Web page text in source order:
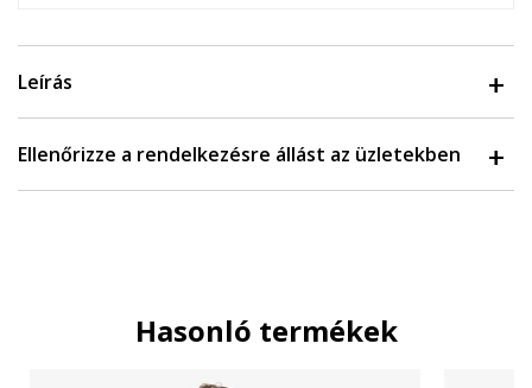
Leírás
Ellenőrizze a rendelkezésre állást az üzletekben
Hasonló termékek